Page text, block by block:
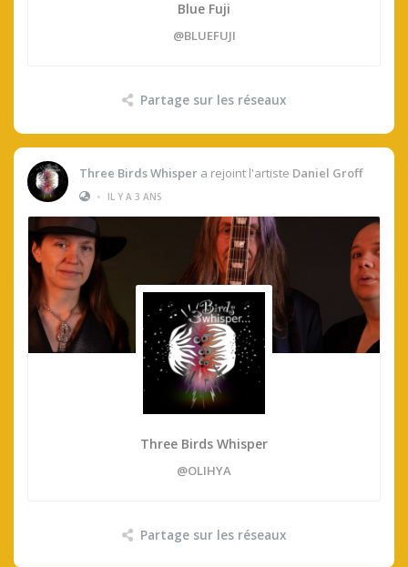
Blue Fuji
@BLUEFUJI
Partage sur les réseaux
Three Birds Whisper a rejoint l'artiste Daniel Groff
•
IL Y A 3 ANS
Three Birds Whisper
@OLIHYA
Partage sur les réseaux